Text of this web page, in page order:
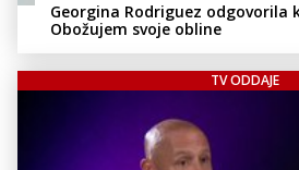
Georgina Rodriguez odgovorila
Obožujem svoje obline
TV ODDAJE